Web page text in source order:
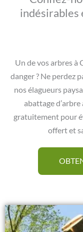
indésirables
Un de vos arbres à
danger ? Ne perdez
nos élagueurs
abattage
gratuitement pour
offert et